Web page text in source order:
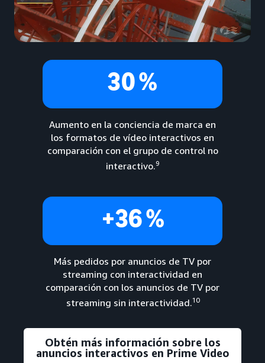
30 %
Aumento en la conciencia de marca en
los formatos de vídeo interactivos en
comparación con el grupo de control no
interactivo.9
+36 %
Más pedidos por anuncios de TV por
streaming con interactividad en
comparación con los anuncios de TV por
streaming sin interactividad.10
Obtén más información sobre los
anuncios interactivos en Prime Video